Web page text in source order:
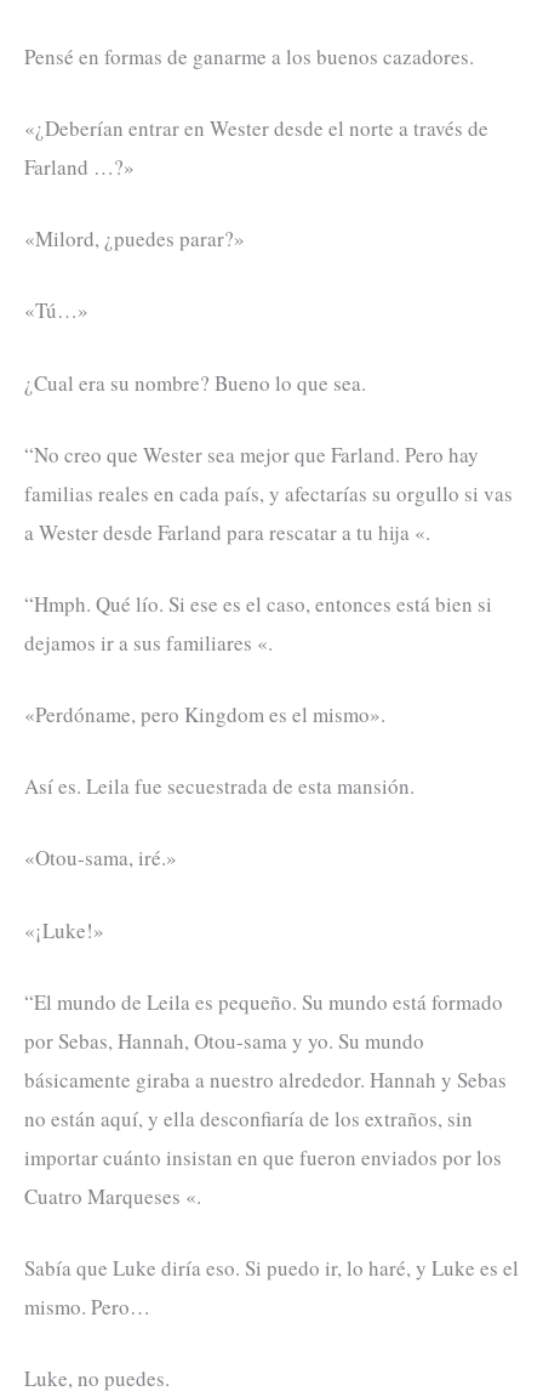
Pensé en formas de ganarme a los buenos cazadores.
«¿Deberían entrar en Wester desde el norte a través de
Farland …?»
«Milord, ¿puedes parar?»
«Tú…»
¿Cual era su nombre? Bueno lo que sea.
“No creo que Wester sea mejor que Farland. Pero hay
familias reales en cada país, y afectarías su orgullo si vas
a Wester desde Farland para rescatar a tu hija «.
“Hmph. Qué lío. Si ese es el caso, entonces está bien si
dejamos ir a sus familiares «.
«Perdóname, pero Kingdom es el mismo».
Así es. Leila fue secuestrada de esta mansión.
«Otou-sama, iré.»
«¡Luke!»
“El mundo de Leila es pequeño. Su mundo está formado
por Sebas, Hannah, Otou-sama y yo. Su mundo
básicamente giraba a nuestro alrededor. Hannah y Sebas
no están aquí, y ella desconfiaría de los extraños, sin
importar cuánto insistan en que fueron enviados por los
Cuatro Marqueses «.
Sabía que Luke diría eso. Si puedo ir, lo haré, y Luke es el
mismo. Pero…
Luke, no puedes.